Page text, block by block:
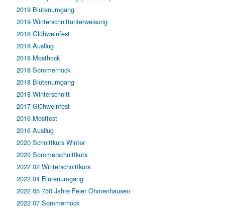
2019 Blütenumgang
2019 Winterschnittunterweisung
2018 Glühweinfest
2018 Ausflug
2018 Mosthock
2018 Sommerhock
2018 Blütenumgang
2018 Winterschnitt
2017 Glühweinfest
2016 Mostfest
2016 Ausflug
2020 Schnittkurs Winter
2020 Sommerschnittkurs
2022 02 Winterschnittkurs
2022 04 Blütenumgang
2022 05 750 Jahre Feier Ohmenhausen
2022 07 Sommerhock